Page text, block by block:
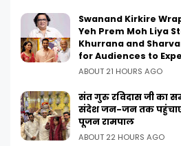
Swanand Kirkire
Yeh Prem Moh Liya
Khurrana and
for Audiences to
ABOUT 21 HOURS AGO
संत गुरु रविदास जी का
संदेश जन-जन तक
पूजन रामपाल
ABOUT 22 HOURS AGO